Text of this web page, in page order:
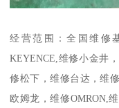
经营范围：全国维修
KEYENCE,维修小金井
修松下，维修台达，维
欧姆龙，维修OMRON,